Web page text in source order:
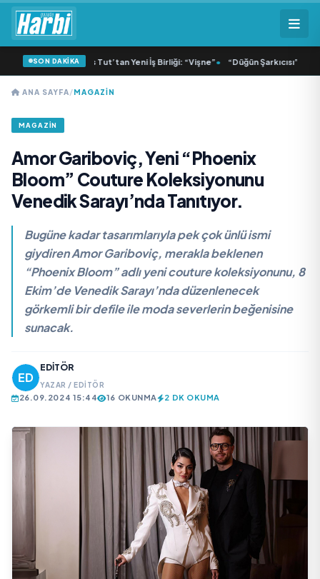
SON DAKİKA
ve Dolu Kadehi Ters Tut’tan Yeni İş Birliği: “Vişne”• “Düğün Şarkıcısı”
ANA SAYFA/MAGAZİN
MAGAZİN
Amor Gariboviç, Yeni “Phoenix
Bloom” Couture Koleksiyonunu
Venedik Sarayı’nda Tanıtıyor.
Bugüne kadar tasarımlarıyla pek çok ünlü ismi
giydiren Amor Gariboviç, merakla beklenen
“Phoenix Bloom” adlı yeni couture koleksiyonunu, 8
Ekim’de Venedik Sarayı’nda düzenlenecek
görkemli bir defile ile moda severlerin beğenisine
sunacak.
EDITÖR
YAZAR / EDITÖR
26.09.2024 15:44 16 OKUNMA 2 DK OKUMA